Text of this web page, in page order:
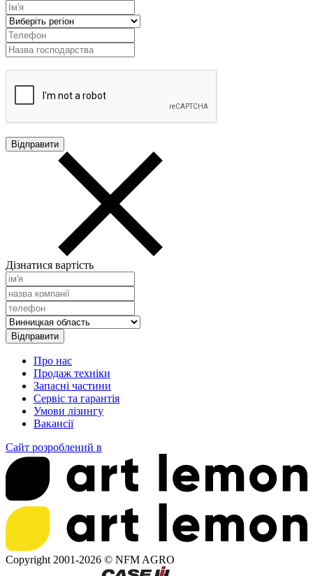
Дізнатися вартість
Про нас
Продаж техніки
Запасні частини
Сервіс та гарантія
Умови лізингу
Вакансії
Сайт розроблений в
Copyright 2001-2026 © NFM AGRO